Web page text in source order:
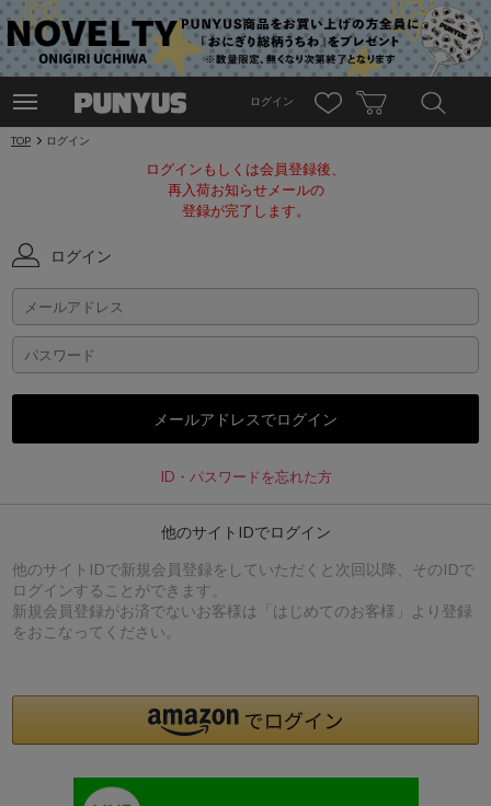
ログイン
TOP ログイン
ログインもしくは会員登録後、
再入荷お知らせメールの
登録が完了します。
ログイン
ID・パスワードを忘れた方
他のサイトIDでログイン
他のサイトIDで新規会員登録をしていただくと次回以降、そのIDで
ログインすることができます。
新規会員登録がお済でないお客様は「はじめてのお客様」より登録
をおこなってください。